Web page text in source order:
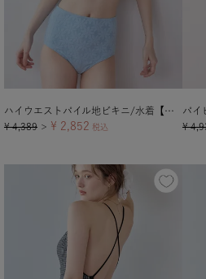
ハイウエストパイル地ビキニ/水着【メール便可／100】
¥ 4,389 ＞ ¥ 2,852 税込
¥